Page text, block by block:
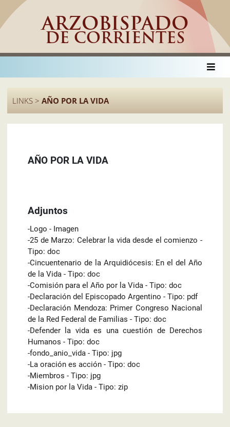
ARZOBISPADO
DE CORRIENTES
LINKS > AÑO POR LA VIDA
AÑO POR LA VIDA
Adjuntos
-Logo - Imagen
-25 de Marzo: Celebrar la vida desde el comienzo -
Tipo: doc
-Cincuentenario de la Arquidiócesis: En el del Año
de la Vida - Tipo: doc
-Comisión para el Año por la Vida - Tipo: doc
-Declaración del Episcopado Argentino - Tipo: pdf
-Declaración Mendoza: Primer Congreso Nacional
de la Red Federal de Familias - Tipo: doc
-Defender la vida es una cuestión de Derechos
Humanos - Tipo: doc
-fondo_anio_vida - Tipo: jpg
-La oración es acción - Tipo: doc
-Miembros - Tipo: jpg
-Mision por la Vida - Tipo: zip